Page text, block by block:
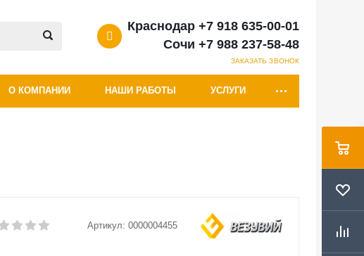
Краснодар +7 918 635-00-01
Сочи +7 988 237-58-48
ЗАКАЗАТЬ ЗВОНОК
О КОМПАНИИ НАШИ РАБОТЫ УСЛУГИ
Артикул: 0000004455